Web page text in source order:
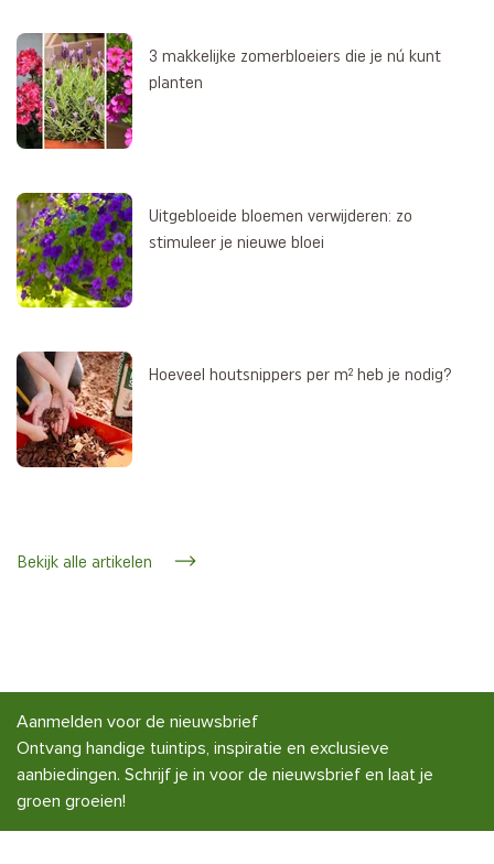
3 makkelijke zomerbloeiers die je nú kunt
planten
Uitgebloeide bloemen verwijderen: zo
stimuleer je nieuwe bloei
Hoeveel houtsnippers per m² heb je nodig?
Bekijk alle artikelen
Aanmelden voor de nieuwsbrief
Ontvang handige tuintips, inspiratie en exclusieve
aanbiedingen. Schrijf je in voor de nieuwsbrief en laat je
groen groeien!